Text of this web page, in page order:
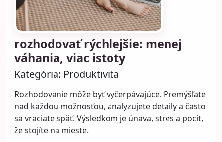
rozhodovať rýchlejšie: menej
váhania, viac istoty
Kategória: Produktivita
Rozhodovanie môže byť vyčerpávajúce. Premýšľate
nad každou možnosťou, analyzujete detaily a často
sa vraciate späť. Výsledkom je únava, stres a pocit,
že stojíte na mieste.